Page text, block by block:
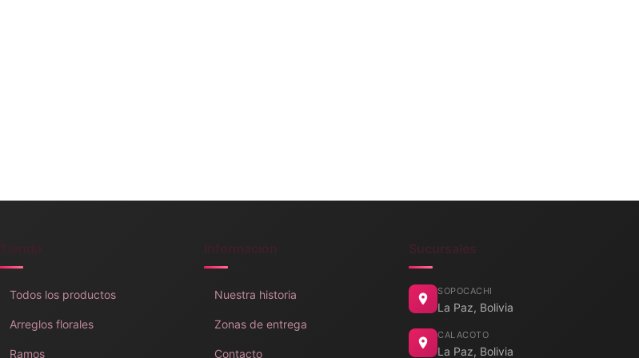
Tienda
Todos los productos
Arreglos florales
Ramos
Información
Nuestra historia
Zonas de entrega
Contacto
Sucursales
SOPOCACHI
La Paz, Bolivia
CALACOTO
La Paz, Bolivia